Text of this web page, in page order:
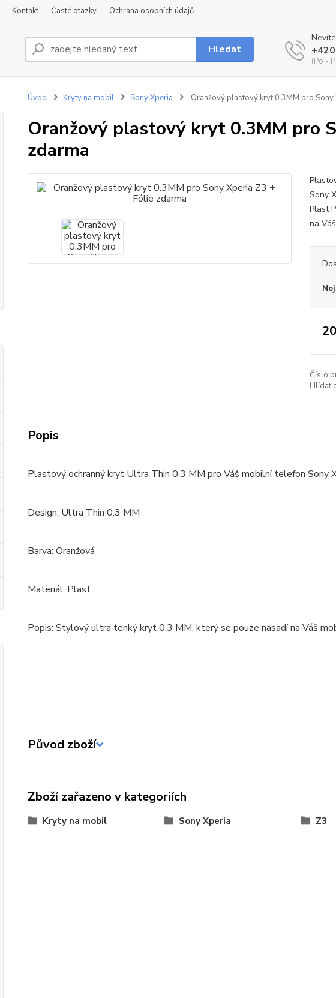
Kontakt Časté otázky Ochrana osobních údajů
Hledat
(Po -
Úvod Kryty na mobil Sony Xperia Oranžový plastový kryt 0.3MM pro
Oranžový plastový kryt 0.3MM pro
zdarma
Sony
Plast
na
Číslo
Hlídat
Popis
Plastový ochranný kryt Ultra Thin 0.3 MM pro Váš mobilní telefon Sony
Design: Ultra Thin 0.3 MM
Barva: Oranžová
Materiál: Plast
Popis: Stylový ultra tenký kryt 0.3 MM, který se pouze nasadí na Váš
Původ zboží
Zboží zařazeno v kategoriích
Kryty na mobil Sony Xperia Z3